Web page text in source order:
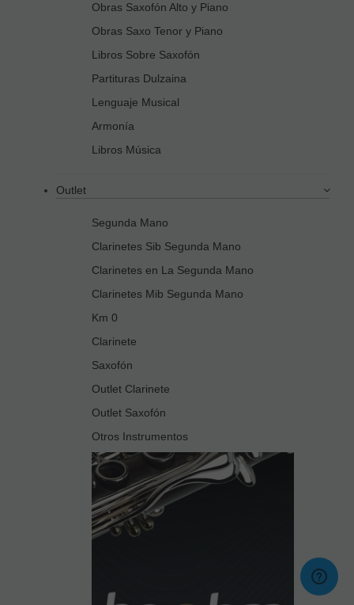
Obras Saxofón Alto y Piano
Obras Saxo Tenor y Piano
Libros Sobre Saxofón
Partituras Dulzaina
Lenguaje Musical
Armonía
Libros Música
Outlet
Segunda Mano
Clarinetes Sib Segunda Mano
Clarinetes en La Segunda Mano
Clarinetes Mib Segunda Mano
Km 0
Clarinete
Saxofón
Outlet Clarinete
Outlet Saxofón
Otros Instrumentos